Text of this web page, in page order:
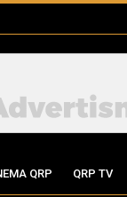
QRP QRP TV